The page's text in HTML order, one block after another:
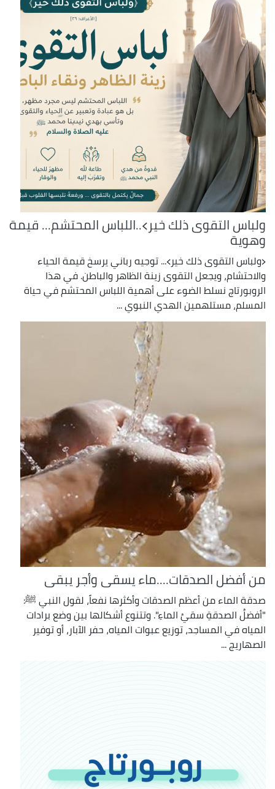
ولباس التقوى ذلك خير﴾..اللباس المحتشم... قيمة
وهوية
﴿ولباس التقوى ذلك خير﴾... توجيه رباني يرسخ قيمة الحياء
والاحتشام، ويجعل التقوى زينة الظاهر والباطن. في هذا
الروبورتاج نسلط الضوء على أهمية اللباس المحتشم في حياة
المسلم، مستلهمين الهدي النبوي ...
من أفضل الصدقات....ماء يسقى وأجر يبقى
صدقة الماء من أعظم الصدقات وأكثرها نفعاً، لقول النبي ﷺ:
"أفضلُ الصدقةِ سقيُ الماءِ". وتتنوع أشكالها بين وضع برادات
المياه في المساجد، توزيع عبوات المياه، حفر الآبار، أو توفير
الصهاريج ...